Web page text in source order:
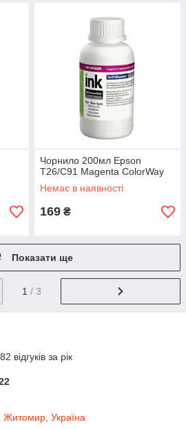
Чорнило 200мл Epson
T26/C91 Magenta ColorWay
Немає в наявності
169 ₴
Показати ще
1 / 3
відгуків за рік
Житомир, Україна